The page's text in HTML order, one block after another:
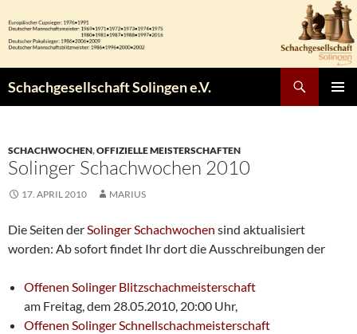
Inhalt
springen
Schachgesellschaft Solingen e.V.
SCHACHWOCHEN,OFFIZIELLE MEISTERSCHAFTEN
Solinger Schachwochen 2010
17. APRIL 2010 MARIUS
Die Seiten derSolinger Schachwochen sind aktualisiert
worden: Ab sofort findet Ihr dort die Ausschreibungen der
Offenen Solinger Blitzschachmeisterschaft
am Freitag, dem 28.05.2010, 20:00 Uhr,
Offenen Solinger Schnellschachmeisterschaft